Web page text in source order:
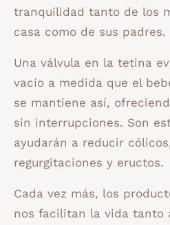
tranquilidad tanto de los
casa como de sus padres.
Una válvula en la tetina
vacío a medida que el
se mantiene así,
sin interrupciones. Son
ayudarán a reducir
regurgitaciones y eructos.
Cada vez más, los
nos facilitan la vida tanto